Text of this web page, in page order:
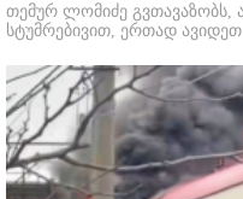
თემურ ლომიძე გვთავაზობს,
სტუმრებივით, ერთად ავიდეთ